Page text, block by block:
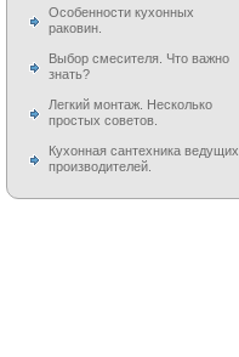
Особенности кухонных
раковин.
Выбор смесителя. Что важно
знать?
Легкий монтаж. Несколько
простых советов.
Кухонная сантехника ведущих
производителей.
© 2009–2026